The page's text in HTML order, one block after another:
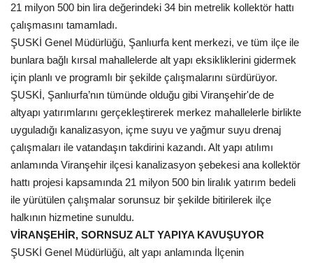
Tekno Bilim
Ekonomi
Siyaset
Galeriler
Yaşam
Künye
Sağlık
21 milyon 500 bin lira değerindeki 34 bin metrelik kollektör hattı
çalışmasını tamamladı.
ŞUSKİ Genel Müdürlüğü, Şanlıurfa kent merkezi, ve tüm ilçe ile
bunlara bağlı kırsal mahallelerde alt yapı eksikliklerini gidermek
için planlı ve programlı bir şekilde çalışmalarını sürdürüyor.
ŞUSKİ, Şanlıurfa’nın tümünde olduğu gibi Viranşehir'de de
altyapı yatırımlarını gerçekleştirerek merkez mahallelerle birlikte
uyguladığı kanalizasyon, içme suyu ve yağmur suyu drenaj
çalışmaları ile vatandaşın takdirini kazandı. Alt yapı atılımı
anlamında Viranşehir ilçesi kanalizasyon şebekesi ana kollektör
hattı projesi kapsamında 21 milyon 500 bin liralık yatırım bedeli
ile yürütülen çalışmalar sorunsuz bir şekilde bitirilerek ilçe
halkının hizmetine sunuldu.
VİRANŞEHİR, SORNSUZ ALT YAPIYA KAVUŞUYOR
ŞUSKİ Genel Müdürlüğü, alt yapı anlamında İlçenin